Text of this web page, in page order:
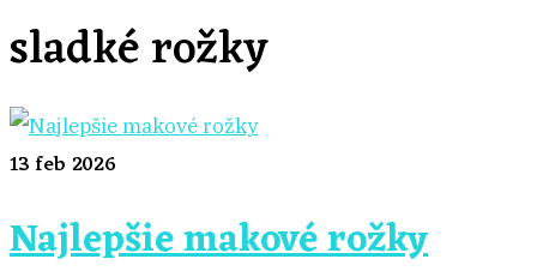
sladké rožky
13 feb 2026
Najlepšie makové rožky